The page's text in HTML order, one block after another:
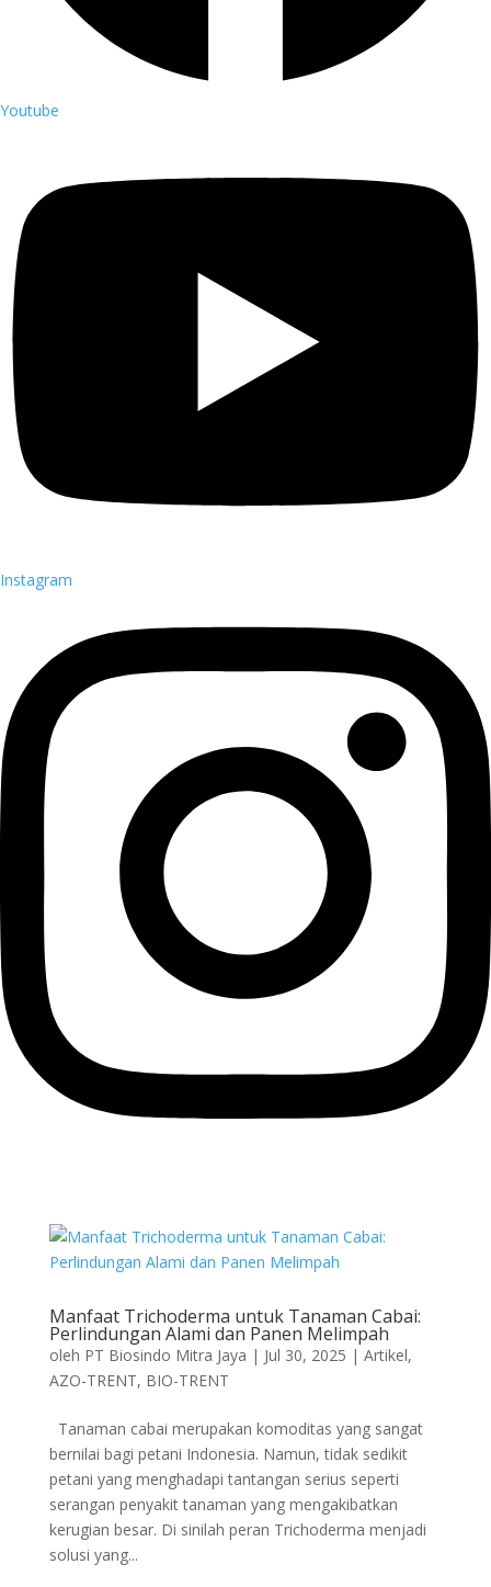
Youtube
Instagram
Manfaat Trichoderma untuk Tanaman Cabai:
Perlindungan Alami dan Panen Melimpah
oleh PT Biosindo Mitra Jaya | Jul 30, 2025 | Artikel,
AZO-TRENT, BIO-TRENT
Tanaman cabai merupakan komoditas yang sangat
bernilai bagi petani Indonesia. Namun, tidak sedikit
petani yang menghadapi tantangan serius seperti
serangan penyakit tanaman yang mengakibatkan
kerugian besar. Di sinilah peran Trichoderma menjadi
solusi yang...